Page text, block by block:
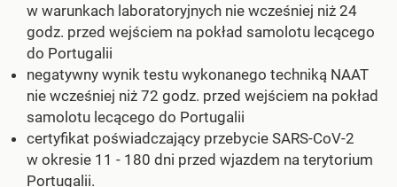
w warunkach laboratoryjnych nie wcześniej niż 24
godz. przed wejściem na pokład samolotu lecącego
do Portugalii
negatywny wynik testu wykonanego techniką NAAT
nie wcześniej niż 72 godz. przed wejściem na pokład
samolotu lecącego do Portugalii
certyfikat poświadczający przebycie SARS-CoV-2
w okresie 11 - 180 dni przed wjazdem na terytorium
Portugalii.